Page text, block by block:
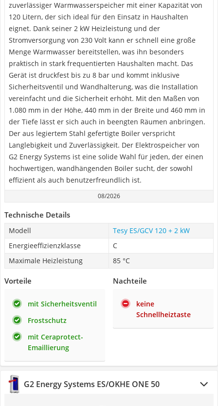
zuverlässiger Warmwasserspeicher mit einer Kapazität von
120 Litern, der sich ideal für den Einsatz in Haushalten
eignet. Dank seiner 2 kW Heizleistung und der
Stromversorgung von 230 Volt kann er schnell eine große
Menge Warmwasser bereitstellen, was ihn besonders
praktisch in stark frequentierten Haushalten macht. Das
Gerät ist druckfest bis zu 8 bar und kommt inklusive
Sicherheitsventil und Wandhalterung, was die Installation
vereinfacht und die Sicherheit erhöht. Mit den Maßen von
1.080 mm in der Höhe, 440 mm in der Breite und 460 mm in
der Tiefe lässt er sich auch in beengten Räumen anbringen.
Der aus legiertem Stahl gefertigte Boiler verspricht
Langlebigkeit und Zuverlässigkeit. Der Elektrospeicher von
G2 Energy Systems ist eine solide Wahl für jeden, der einen
hochwertigen, wandhängenden Boiler sucht, der sowohl
effizient als auch benutzerfreundlich ist.
08/2026
Technische Details
Modell
‎Tesy ES/GCV 120 + 2 kW
Energieeffizienzklasse
C
Maximale Heizleistung
85 °C
Vorteile
mit Sicherheitsventil
Frostschutz
mit Ceraprotect-
Emaillierung
Nachteile
keine
Schnellheiztaste
G2 Energy Systems ES/OKHE ONE 50